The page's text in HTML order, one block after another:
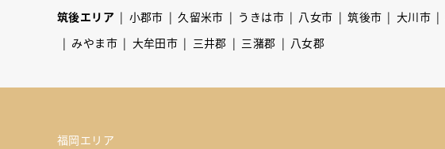
筑後エリア
小郡市 久留米市 うきは市 八女市 筑後市 大川市
みやま市
大牟田市 三井郡 三潴郡 八女郡
福岡エリア